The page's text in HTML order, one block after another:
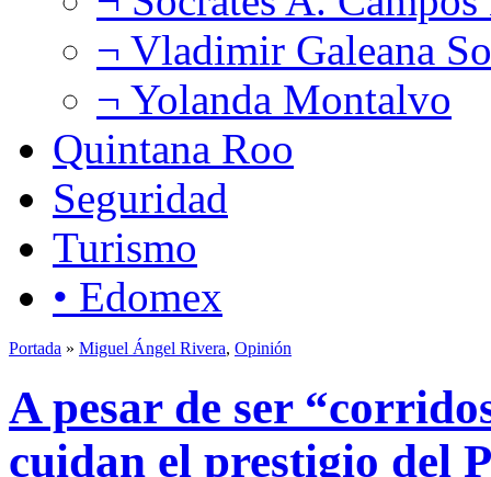
¬ Vladimir Galeana
¬ Yolanda Montalvo
Quintana Roo
Seguridad
Turismo
• Edomex
Portada » Miguel Ángel Rivera, Opinión
A pesar de ser
cuidan el prestigio del